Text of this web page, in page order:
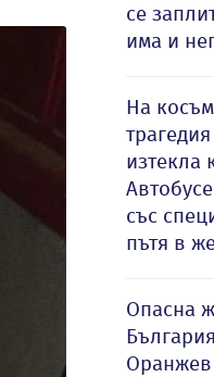
се
има и
На
изтекла
със
пътя в
Опасна